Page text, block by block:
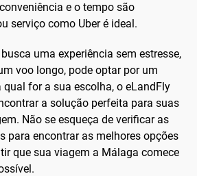
e o tempo são
serviço como Uber é ideal.
uma experiência sem estresse,
voo longo, pode optar por um
for a sua escolha, o eLandFly
a solução perfeita para suas
Não se esqueça de verificar as
para encontrar as melhores opções
que sua viagem a Málaga comece